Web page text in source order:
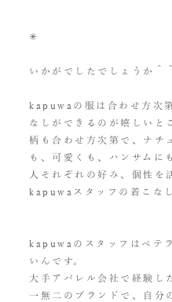
✳︎
いかがでしたでしょうか＾＾
kapuwaの服は合わせ方次
なしができるのが嬉しいと
柄も合わせ方次第で、ナチ
も、可愛くも、ハンサムに
人それぞれの好み、個性を
kapuwaスタッフの着こな
kapuwaのスタッフはベテ
いんです。
大手アパレル会社で経験し
一無二のブランドで、自分